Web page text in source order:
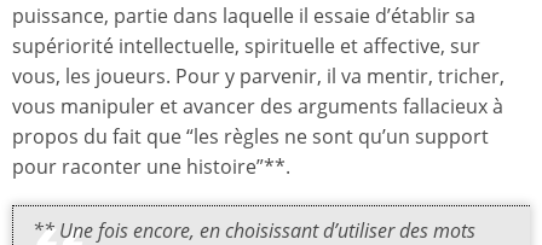
puissance, partie dans laquelle il essaie d’établir sa
supériorité intellectuelle, spirituelle et affective, sur
vous, les joueurs. Pour y parvenir, il va mentir, tricher,
vous manipuler et avancer des arguments fallacieux à
propos du fait que “les règles ne sont qu’un support
pour raconter une histoire”**.
** Une fois encore, en choisissant d’utiliser des mots